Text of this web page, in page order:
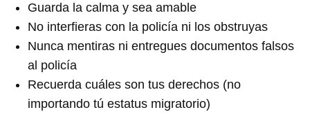
Guarda la calma y sea amable
No interfieras con la policía ni los obstruyas
Nunca mentiras ni entregues documentos falsos
al policía
Recuerda cuáles son tus derechos (no
importando tú estatus migratorio)